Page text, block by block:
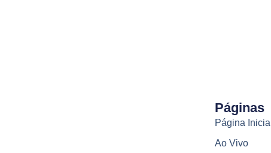
Páginas
Página Inicial
Ao Vivo